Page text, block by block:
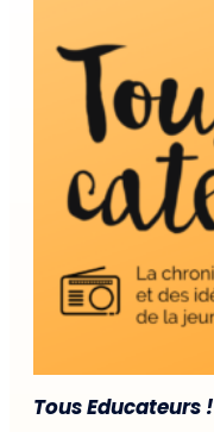
Tous Educateurs !